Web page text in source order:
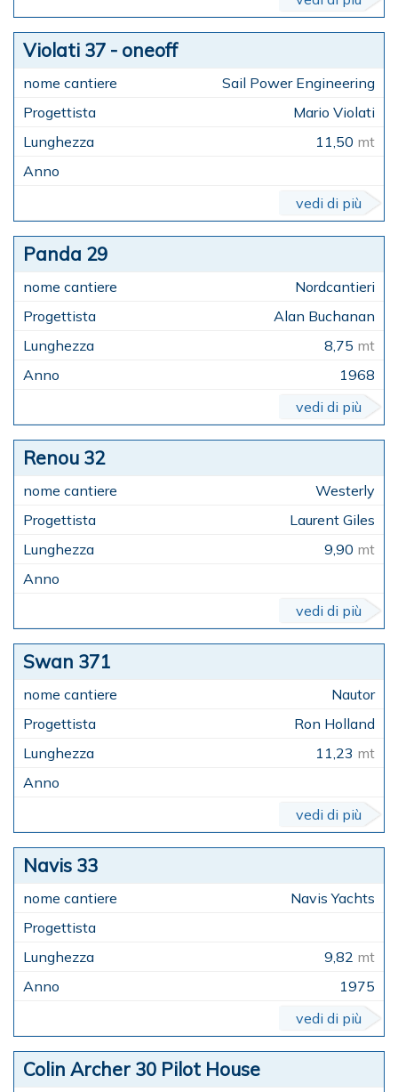
Violati 37 - oneoff
Sail Power Engineering
Mario Violati
11,50 mt
vedi di più
Panda 29
Nordcantieri
Alan Buchanan
8,75 mt
1968
vedi di più
Renou 32
Westerly
Laurent Giles
9,90 mt
vedi di più
Swan 371
Nautor
Ron Holland
11,23 mt
vedi di più
Navis 33
Navis Yachts
9,82 mt
1975
vedi di più
Colin Archer 30 Pilot House